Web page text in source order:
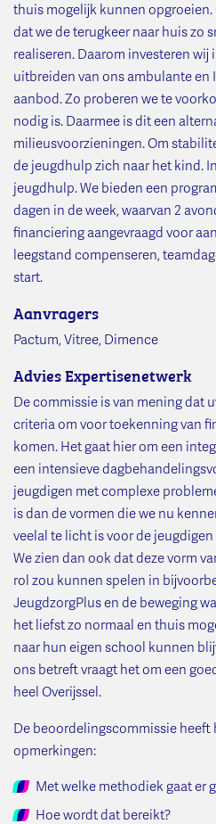
thuis mogelijk kunnen opgroeien.
dat we de terugkeer naar huis zo
realiseren. Daarom investeren wij
uitbreiden van ons ambulante en
aanbod. Zo proberen we te
nodig is. Daarmee is dit een
milieusvoorzieningen. Om
de jeugdhulp zich naar het kind.
jeugdhulp. We bieden een
dagen in de week, waarvan 2
financiering aangevraagd voor
leegstand compenseren,
start.
Aanvragers
Pactum, Vitree, Dimence
Advies Expertisenetwerk
De commissie is van mening dat
criteria om voor toekenning van
komen. Het gaat hier om een
een intensieve
jeugdigen met complexe
is dan de vormen die we nu
veelal te licht is voor de
We zien dan ook dat deze vorm
rol zou kunnen spelen in
JeugdzorgPlus en de beweging
het liefst zo normaal en thuis
naar hun eigen school kunnen
ons betreft vraagt het om een
heel Overijssel.
De beoordelingscommissie heeft
opmerkingen:
Met welke methodiek gaat er
Hoe wordt dat bereikt?